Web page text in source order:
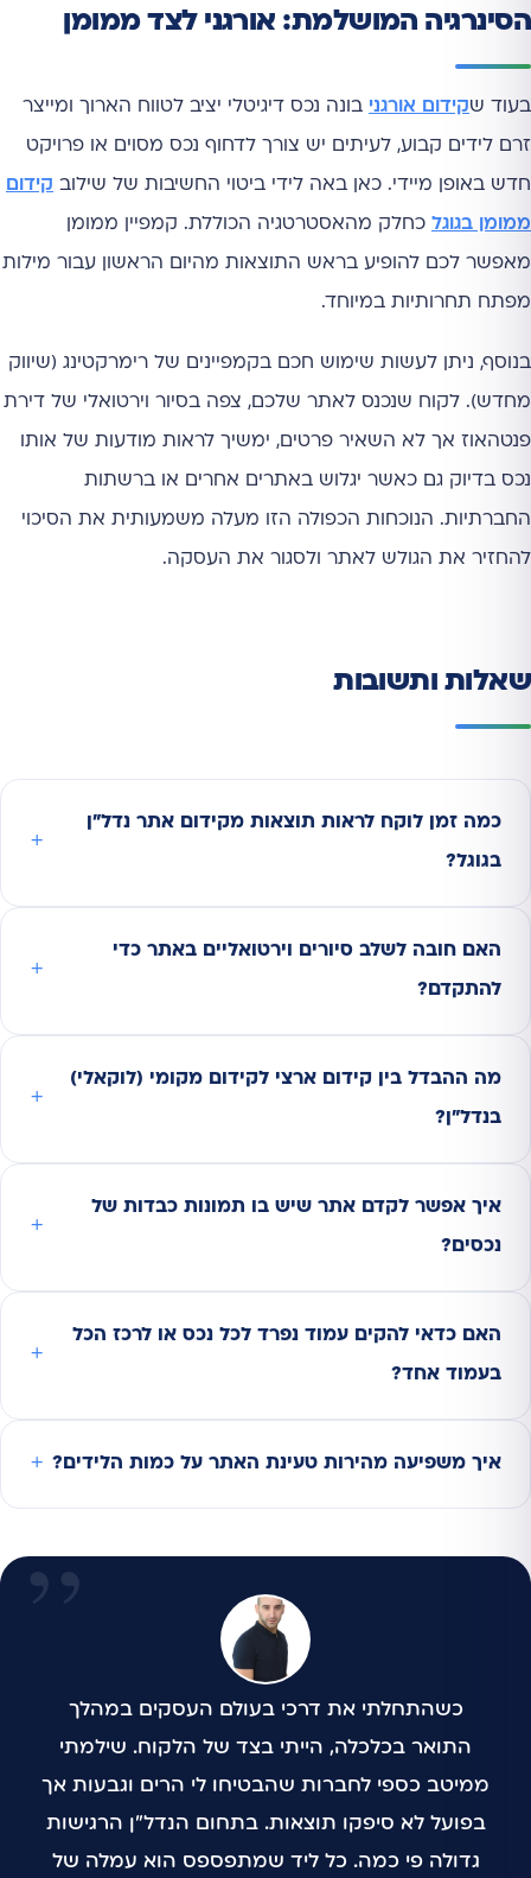
הסינרגיה המושלמת: אורגני לצד ממומן
בעוד שקידום אורגני בונה נכס דיגיטלי יציב לטווח הארוך ומייצר
זרם לידים קבוע, לעיתים יש צורך לדחוף נכס מסוים או פרויקט
חדש באופן מיידי. כאן באה לידי ביטוי החשיבות של שילוב קידום
ממומן בגוגל כחלק מהאסטרטגיה הכוללת. קמפיין ממומן
מאפשר לכם להופיע בראש התוצאות מהיום הראשון עבור מילות
מפתח תחרותיות במיוחד.
בנוסף, ניתן לעשות שימוש חכם בקמפיינים של רימרקטינג (שיווק
מחדש). לקוח שנכנס לאתר שלכם, צפה בסיור וירטואלי של דירת
פנטהאוז אך לא השאיר פרטים, ימשיך לראות מודעות של אותו
נכס בדיוק גם כאשר יגלוש באתרים אחרים או ברשתות
החברתיות. הנוכחות הכפולה הזו מעלה משמעותית את הסיכוי
להחזיר את הגולש לאתר ולסגור את העסקה.
שאלות ותשובות
כמה זמן לוקח לראות תוצאות מקידום אתר נדל"ן
בגוגל?
האם חובה לשלב סיורים וירטואליים באתר כדי
להתקדם?
מה ההבדל בין קידום ארצי לקידום מקומי (לוקאלי)
בנדל"ן?
איך אפשר לקדם אתר שיש בו תמונות כבדות של
נכסים?
האם כדאי להקים עמוד נפרד לכל נכס או לרכז הכל
בעמוד אחד?
איך משפיעה מהירות טעינת האתר על כמות הלידים?
כשהתחלתי את דרכי בעולם העסקים במהלך
התואר בכלכלה, הייתי בצד של הלקוח. שילמתי
ממיטב כספי לחברות שהבטיחו לי הרים וגבעות אך
בפועל לא סיפקו תוצאות. בתחום הנדל"ן הרגישות
גדולה פי כמה. כל ליד שמתפספס הוא עמלה של